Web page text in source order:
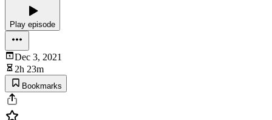
Play episode
Dec 3, 2021
2h 23m
Bookmarks